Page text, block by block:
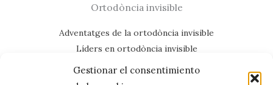
Gestionar el consentimiento
Ortodòncia invisible
Adventatges de la ortodòncia invisible
Líders en ortodòncia invisible
Casos de éxit